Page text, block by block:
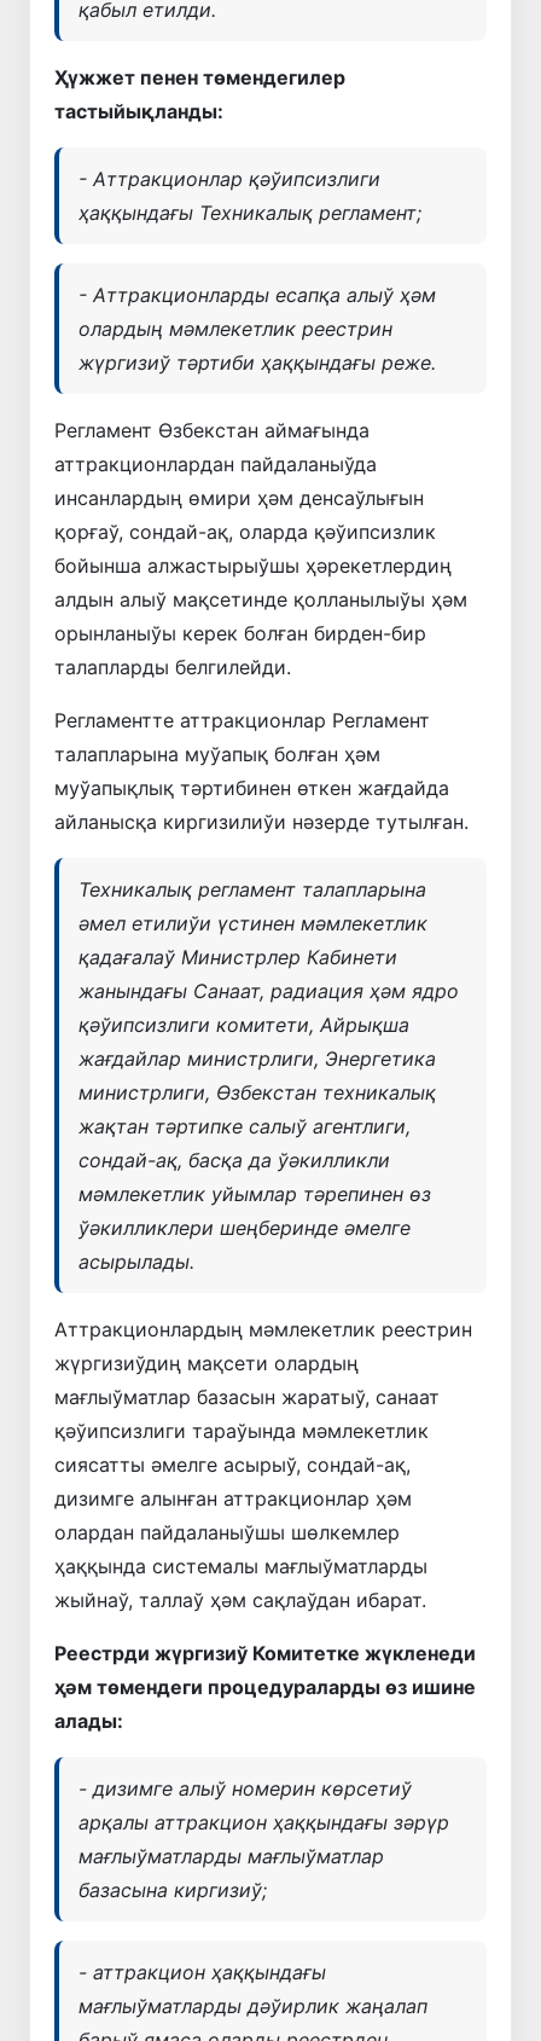
қабыл етилди.
Ҳүжжет пенен төмендегилер
тастыйықланды:
- Аттракционлар қәўипсизлиги
ҳаққындағы Техникалық регламент;
- Аттракционларды есапқа алыў ҳәм
олардың мәмлекетлик реестрин
жүргизиў тәртиби ҳаққындағы реже.
Регламент Өзбекстан аймағында
аттракционлардан пайдаланыўда
инсанлардың өмири ҳәм денсаўлығын
қорғаў, сондай-ақ, оларда қәўипсизлик
бойынша алжастырыўшы ҳәрекетлердиң
алдын алыў мақсетинде қолланылыўы ҳәм
орынланыўы керек болған бирден-бир
талапларды белгилейди.
Регламентте аттракционлар Регламент
талапларына муўапық болған ҳәм
муўапықлық тәртибинен өткен жағдайда
айланысқа киргизилиўи нәзерде тутылған.
Техникалық регламент талапларына
әмел етилиўи үстинен мәмлекетлик
қадағалаў Министрлер Кабинети
жанындағы Санаат, радиация ҳәм ядро
қәўипсизлиги комитети, Айрықша
жағдайлар министрлиги, Энергетика
министрлиги, Өзбекстан техникалық
жақтан тәртипке салыў агентлиги,
сондай-ақ, басқа да ўәкилликли
мәмлекетлик уйымлар тәрепинен өз
ўәкилликлери шеңберинде әмелге
асырылады.
Аттракционлардың мәмлекетлик реестрин
жүргизиўдиң мақсети олардың
мағлыўматлар базасын жаратыў, санаат
қәўипсизлиги тараўында мәмлекетлик
сиясатты әмелге асырыў, сондай-ақ,
дизимге алынған аттракционлар ҳәм
олардан пайдаланыўшы шөлкемлер
ҳаққында системалы мағлыўматларды
жыйнаў, таллаў ҳәм сақлаўдан ибарат.
Реестрди жүргизиў Комитетке жүкленеди
ҳәм төмендеги процедураларды өз ишине
алады:
- дизимге алыў номерин көрсетиў
арқалы аттракцион ҳаққындағы зәрүр
мағлыўматларды мағлыўматлар
базасына киргизиў;
- аттракцион ҳаққындағы
мағлыўматларды дәўирлик жаңалап